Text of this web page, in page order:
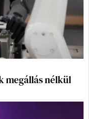
megállás nélkül